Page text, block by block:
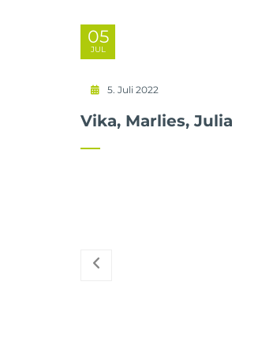
05
JUL
5. Juli 2022
Vika, Marlies, Julia